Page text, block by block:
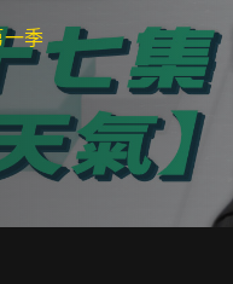
季